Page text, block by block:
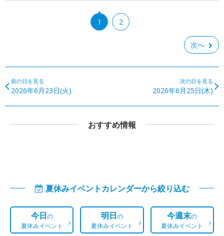
1 2
次へ
前の日を見る
2026年6月23日(火)
次の日を見る
2026年6月25日(木)
おすすめ情報
夏休みイベントカレンダーから絞り込む
今日の
夏休みイベント
明日の
夏休みイベント
今週末の
夏休みイベント